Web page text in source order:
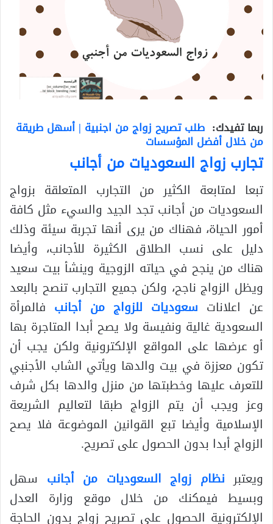
ربما تفيدك: طلب تصريح زواج من اجنبية | أسهل طريقة
من خلال أفضل المؤسسات
تجارب زواج السعوديات من أجانب
تبعا لمتابعة الكثير من التجارب المتعلقة بزواج
السعوديات من أجانب تجد الجيد والسيء مثل كافة
أمور الحياة، فهناك من يرى أنها تجربة سيئة وذلك
دليل على نسب الطلاق الكثيرة للأجانب، وأيضا
هناك من ينجح في حياته الزوجية وينشأ بيت سعيد
ويظل الزواج ناجح، ولكن جميع التجارب تنصح بالبعد
عن اعلانات سعوديات للزواج من أجانب فالمرأة
السعودية غالية ونفيسة ولا يصح أبدا المتاجرة بها
أو عرضها على المواقع الإلكترونية ولكن يجب أن
تكون معززة في بيت والدها ويأتي الشاب الأجنبي
للتعرف عليها وخطبتها من منزل والدها بكل شرف
وعز ويجب أن يتم الزواج طبقا لتعاليم الشريعة
الإسلامية وأيضا تبع القوانين الموضوعة فلا يصح
الزواج أبدا بدون الحصول على تصريح.
ويعتبر نظام زواج السعوديات من أجانب سهل
وبسيط فيمكنك من خلال موقع وزارة العدل
الإلكترونية الحصول على تصريح زواج بدون الحاجة